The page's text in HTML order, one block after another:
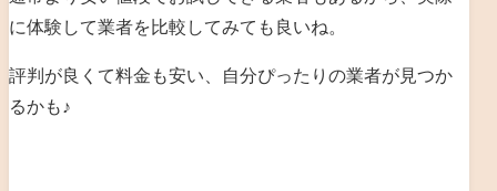
に体験して業者を比較してみても良いね。
評判が良くて料金も安い、自分ぴったりの業者が見つか
るかも♪